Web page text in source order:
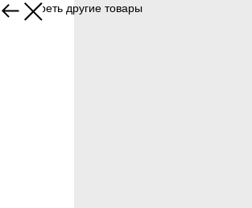
Посмотреть другие товары